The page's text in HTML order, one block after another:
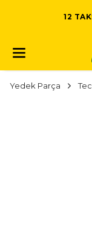
12
Yedek Parça